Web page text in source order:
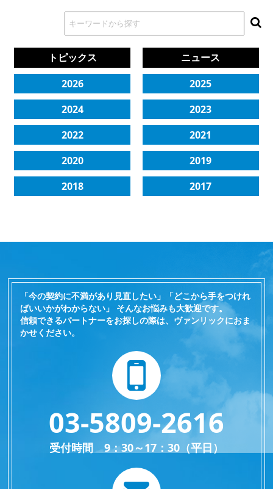
トピックス
ニュース
2026
2025
2024
2023
2022
2021
2020
2019
2018
2017
「今の契約に不満があり見直したい」「どこから手をつけれ
ばいいかがわからない」 そんなお悩みも大歓迎です。
信頼できるパートナーをお探しの際は、ヴァンリックにおま
かせください。
03-5809-2616
受付時間 9：30～17：30（平日）